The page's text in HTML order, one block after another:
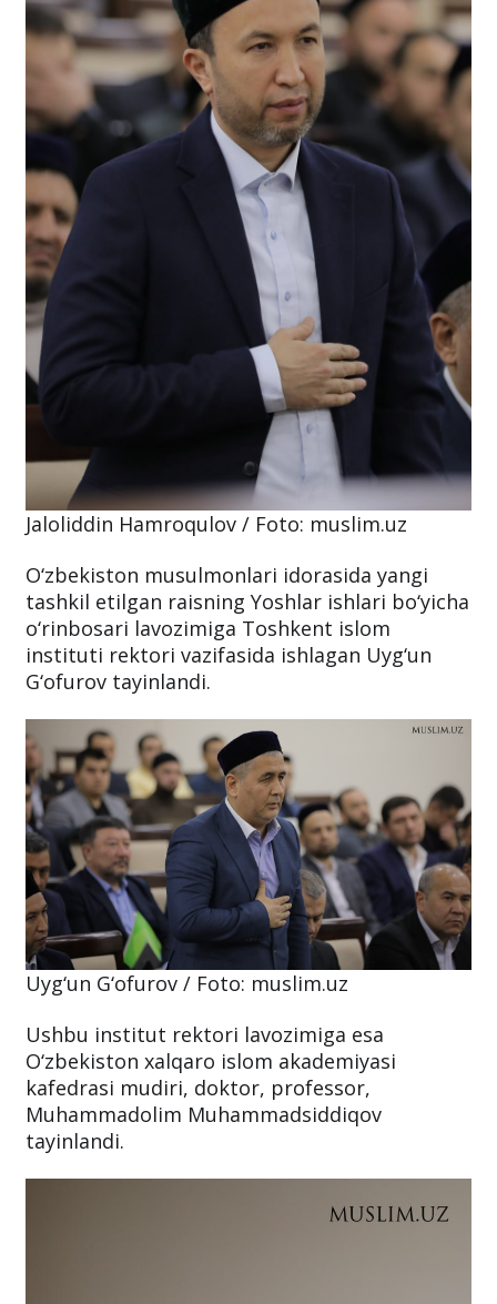
Jaloliddin Hamroqulov / Foto: muslim.uz
O‘zbekiston musulmonlari idorasida yangi
tashkil etilgan raisning Yoshlar ishlari bo‘yicha
o‘rinbosari lavozimiga Toshkent islom
instituti rektori vazifasida ishlagan Uyg‘un
G‘ofurov tayinlandi.
Uyg‘un G‘ofurov / Foto: muslim.uz
Ushbu institut rektori lavozimiga esa
O‘zbekiston xalqaro islom akademiyasi
kafedrasi mudiri, doktor, professor,
Muhammadolim Muhammadsiddiqov
tayinlandi.